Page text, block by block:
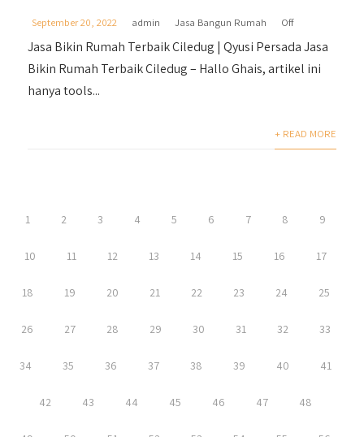
September 20, 2022 admin Jasa Bangun Rumah Off
Jasa Bikin Rumah Terbaik Ciledug | Qyusi Persada Jasa
Bikin Rumah Terbaik Ciledug – Hallo Ghais, artikel ini
hanya tools...
+ READ MORE
1 2 3 4 5 6 7 8 9
10 11 12 13 14 15 16 17
18 19 20 21 22 23 24 25
26 27 28 29 30 31 32 33
34 35 36 37 38 39 40 41
42 43 44 45 46 47 48